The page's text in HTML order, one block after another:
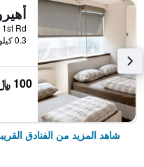
0.3 كيلومتر عن وسط المدينة
100 ﷼
شاهد المزيد من الفنادق